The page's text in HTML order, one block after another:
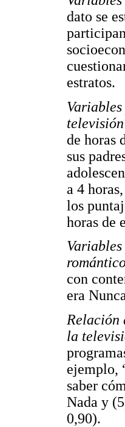
dato se
estratos.
de horas
sus
a 4
los
horas de
con
era
Relación
la
ejemplo,
saber
Nada y
0,90).